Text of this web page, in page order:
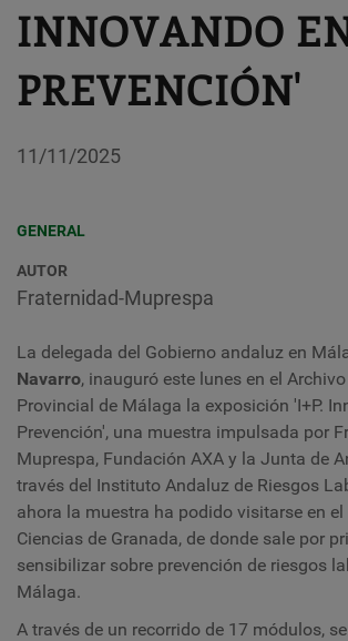
INNOVANDO
PREVENCIÓN'
11/11/2025
GENERAL
AUTOR
Fraternidad-Muprespa
La delegada del Gobierno andaluz en
Navarro, inauguró este lunes en el
Provincial de Málaga la exposición 'I+P.
Prevención', una muestra impulsada por
Muprespa, Fundación AXA y la Junta de
través del Instituto Andaluz de Riesgos
ahora la muestra ha podido visitarse en el
Ciencias de Granada, de donde sale por
sensibilizar sobre prevención de riesgos
Málaga.
A través de un recorrido de 17 módulos,